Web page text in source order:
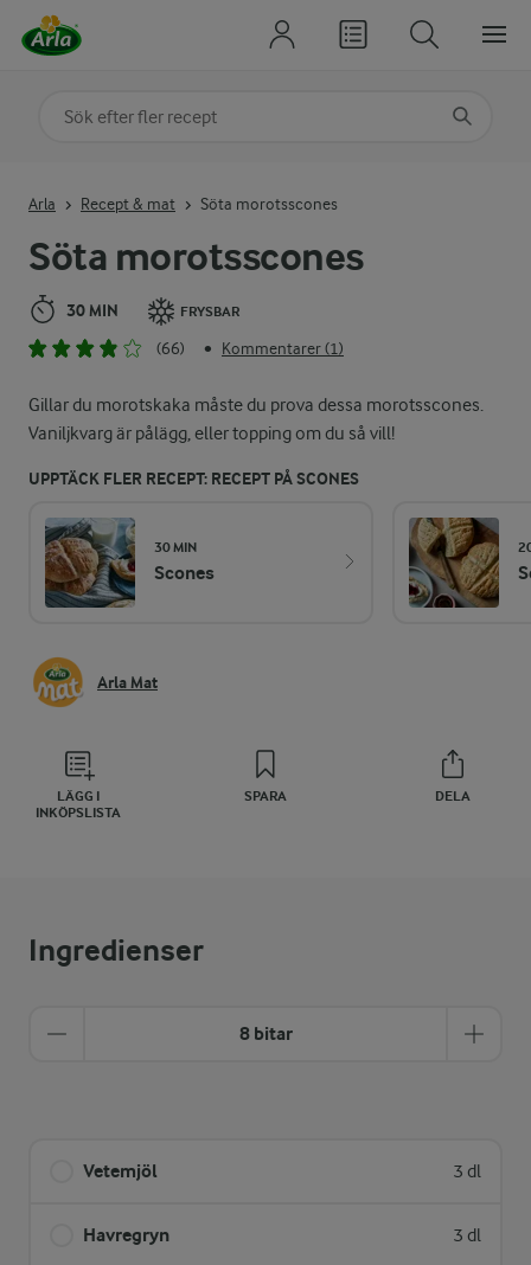
Söta morotsscones
30 MIN FRYSBAR
(66) • Kommentarer (1)
Gillar du morotskaka måste du prova dessa morotsscones.
Vaniljkvarg är pålägg, eller topping om du så vill!
UPPTÄCK FLER RECEPT: RECEPT PÅ SCONES
30 MIN
Scones
Arla Mat
LÄGG I
INKÖPSLISTA
SPARA DELA
Arla Recept & mat Söta morotsscones
Ingredienser
8 bitar
Vetemjöl 3 dl
Havregryn 3 dl
Sök på kategori eller ingrediens